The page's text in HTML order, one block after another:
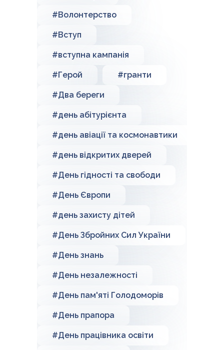
#Волонтерство
#Вступ
#вступна кампанія
#Герой #гранти
#Два береги
#день абітурієнта
#день авіації та космонавтики
#день відкритих дверей
#День гідності та свободи
#День Європи
#день захисту дітей
#День Збройних Сил України
#День знань
#День незалежності
#День пам'яті Голодоморів
#День прапора
#День працівника освіти